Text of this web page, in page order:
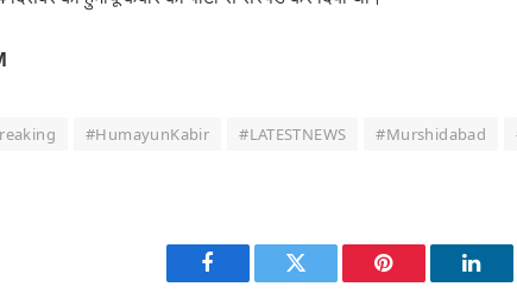
#HumayunKabir #LATESTNEWS #Murshidabad
Facebook Twitter Pinterest